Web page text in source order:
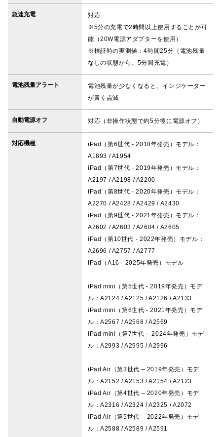
急速充電
対応
※5分の充電で2時間以上使用することが可
能（20W電源アダプターを使用）
※検証時の実測値：4時間25分（電池残量
なしの状態から、5分間充電）
電池残量アラート
電池残量が少なくなると、インジケーター
が青く点滅
自動電源オフ 対応（非操作状態で約5分後に電源オフ）
対応機種
iPad（第6世代 - 2018年発売）モデル：
A1893 / A1954
iPad（第7世代 - 2019年発売）モデル：
A2197 / A2198 / A2200
iPad（第8世代 - 2020年発売）モデル：
A2270 / A2428 / A2429 / A2430
iPad（第9世代 - 2021年発売）モデル：
A2602 / A2603 / A2604 / A2605
iPad（第10世代 - 2022年発売）モデル：
A2696 / A2757 / A2777
iPad（A16 - 2025年発売）モデル
iPad mini（第5世代 - 2019年発売）モデ
ル：A2124 / A2125 / A2126 / A2133
iPad mini（第6世代 - 2021年発売）モデ
ル：A2567 / A2568 / A2569
iPad mini（第7世代 – 2024年発売）モデ
ル：A2993 / A2995 / A2996
iPad Air（第3世代 – 2019年発売）モデ
ル：A2152 / A2153 / A2154 / A2123
iPad Air（第4世代 – 2020年発売）モデ
ル：A2316 / A2324 / A2325 / A2072
iPad Air（第5世代 – 2022年発売）モデ
ル：A2588 / A2589 / A2591